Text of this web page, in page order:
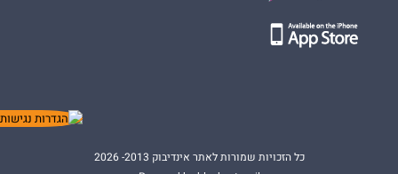
כל הזכויות שמורות לאתר אינדיבוק 2013- 2026